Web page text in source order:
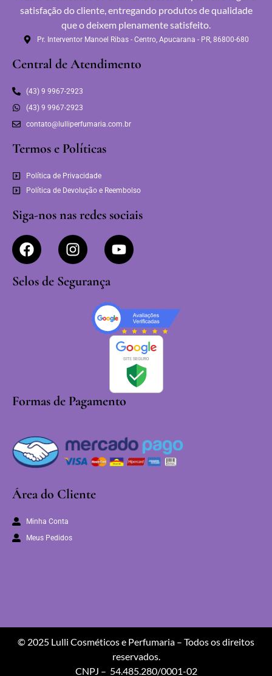
satisfação do cliente, entregando produtos de qualidade
que o deixem plenamente satisfeito.
Pr. Interventor Manoel Ribas - Centro, Apucarana - PR, 86800-680
Central de Atendimento
(43) 9 9967-2923
(43) 9 9967-2923
contato@lulliperfumaria.com.br
Termos e Políticas
Política de Privacidade
Política de Devolução e Reembolso
Siga-nos nas redes sociais
Selos de Segurança
Formas de Pagamento
Área do Cliente
Minha Conta
Meus Pedidos
© 2025 Lulli Cosméticos e Perfumaria – Todos os direitos
reservados.
CNPJ – 54.485.280/0001-02